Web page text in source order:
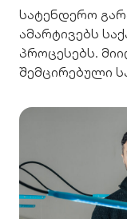
სატენდერო
ამარტივებს
პროცესებს.
შემცირებული